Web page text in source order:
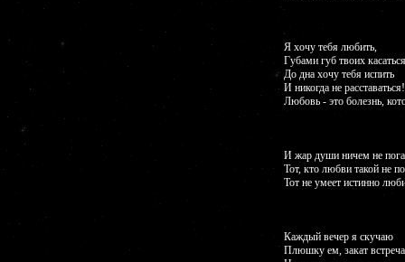
Я хочу тебя любить,
Губами губ твоих
До дна хочу тебя испить
И никогда не расставаться!
Любовь - это болезнь,
И жар души ничем не
Тот, кто любви такой не
Тот не умеет истинно
Каждый вечер я скучаю
Плюшку ем, закат